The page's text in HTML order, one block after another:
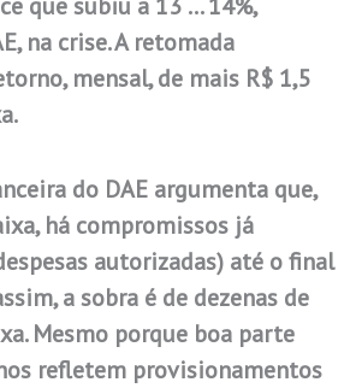
na crise. A retomada
mensal, de mais R$ 1,5
do DAE argumenta que,
há compromissos já
autorizadas) até o final
a sobra é de dezenas de
Mesmo porque boa parte
refletem provisionamentos